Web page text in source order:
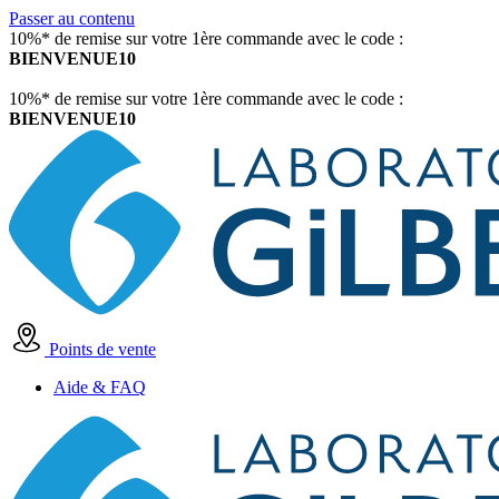
Passer au contenu
10%* de remise sur votre 1ère commande avec le code :
BIENVENUE10
10%* de remise sur votre 1ère commande avec le code :
BIENVENUE10
Points de vente
Aide & FAQ